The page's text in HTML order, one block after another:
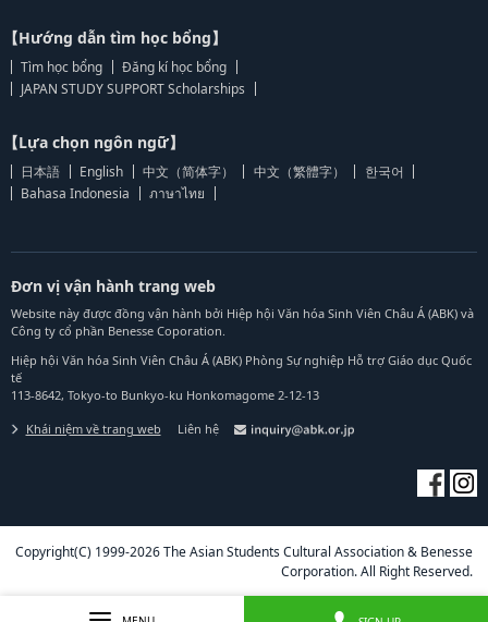
【Hướng dẫn tìm học bổng】
Tìm học bổng
Đăng kí học bổng
JAPAN STUDY SUPPORT Scholarships
【Lựa chọn ngôn ngữ】
日本語 English 中文（简体字） 中文（繁體字）
한국어
Bahasa Indonesia
ภาษาไทย
Đơn vị vận hành trang web
Website này được đồng vận hành bởi Hiệp hội Văn hóa Sinh Viên Châu Á (ABK) và
Công ty cổ phần Benesse Coporation.
Hiệp hội Văn hóa Sinh Viên Châu Á (ABK) Phòng Sự nghiệp Hỗ trợ Giáo dục Quốc
tế
113-8642, Tokyo-to Bunkyo-ku Honkomagome 2-12-13
Khái niệm về trang web Liên hệ
Copyright(C) 1999-2026 The Asian Students Cultural Association & Benesse
Corporation. All Right Reserved.